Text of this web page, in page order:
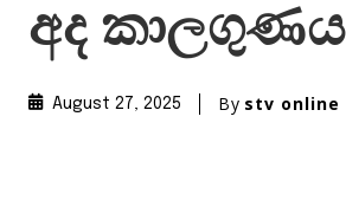
අද කාලගුණය
August 27, 2025 By stv online